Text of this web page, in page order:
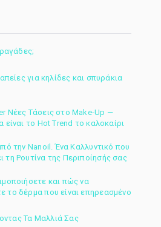
ραγάδες;
για κηλίδες και σπυράκια
Νέες Τάσεις στο Make-Up —
είναι το Hot Trend το καλοκαίρι
την Nanoil. Ένα Καλλυντικό που
τη Ρουτίνα της Περιποίησής σας
και πώς να
το δέρμα που είναι επηρεασμένο
Τα Μαλλιά Σας